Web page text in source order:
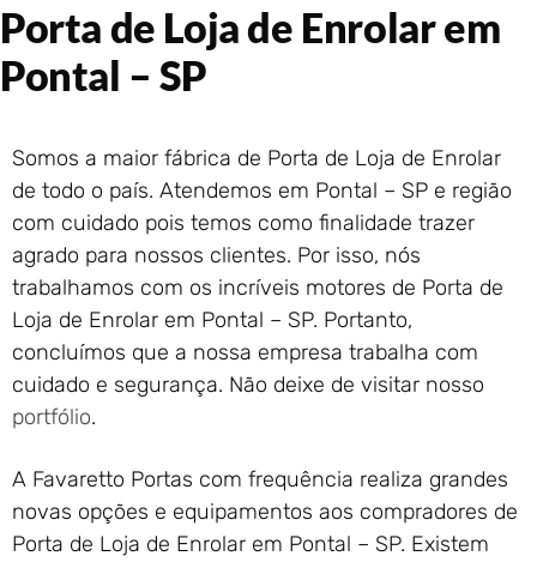
Portão de Garagem de
Enrolar em Rio das Ostras –
Portão de Garagem de
Enrolar em Petrópolis – RJ
Portão de Garagem de
Portão de Garagem de
Enrolar em Nova Iguaçu – RJ
Portão de Garagem de
Enrolar em Nova Friburgo –
RJ
Porta de Loja de Enrolar em
Pontal – SP
Somos a maior fábrica de Porta de Loja de Enrolar
de todo o país. Atendemos em Pontal – SP e região
com cuidado pois temos como finalidade trazer
agrado para nossos clientes. Por isso, nós
trabalhamos com os incríveis motores de Porta de
Loja de Enrolar em Pontal – SP. Portanto,
concluímos que a nossa empresa trabalha com
cuidado e segurança. Não deixe de visitar nosso
portfólio.
A Favaretto Portas com frequência realiza grandes
novas opções e equipamentos aos compradores de
Porta de Loja de Enrolar em Pontal – SP. Existem